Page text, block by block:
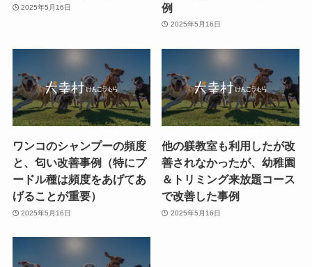
2025年5月16日
例
2025年5月16日
ワンコのシャンプーの頻度
と、匂い改善事例（特にプ
ードル種は頻度をあげてあ
げることが重要）
2025年5月16日
他の躾教室も利用したが改
善されなかったが、幼稚園
＆トリミング来放題コース
で改善した事例
2025年5月16日